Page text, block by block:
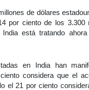
de dólares
por ciento de los
está tratando
en India han
considera que el
el 21 por ciento